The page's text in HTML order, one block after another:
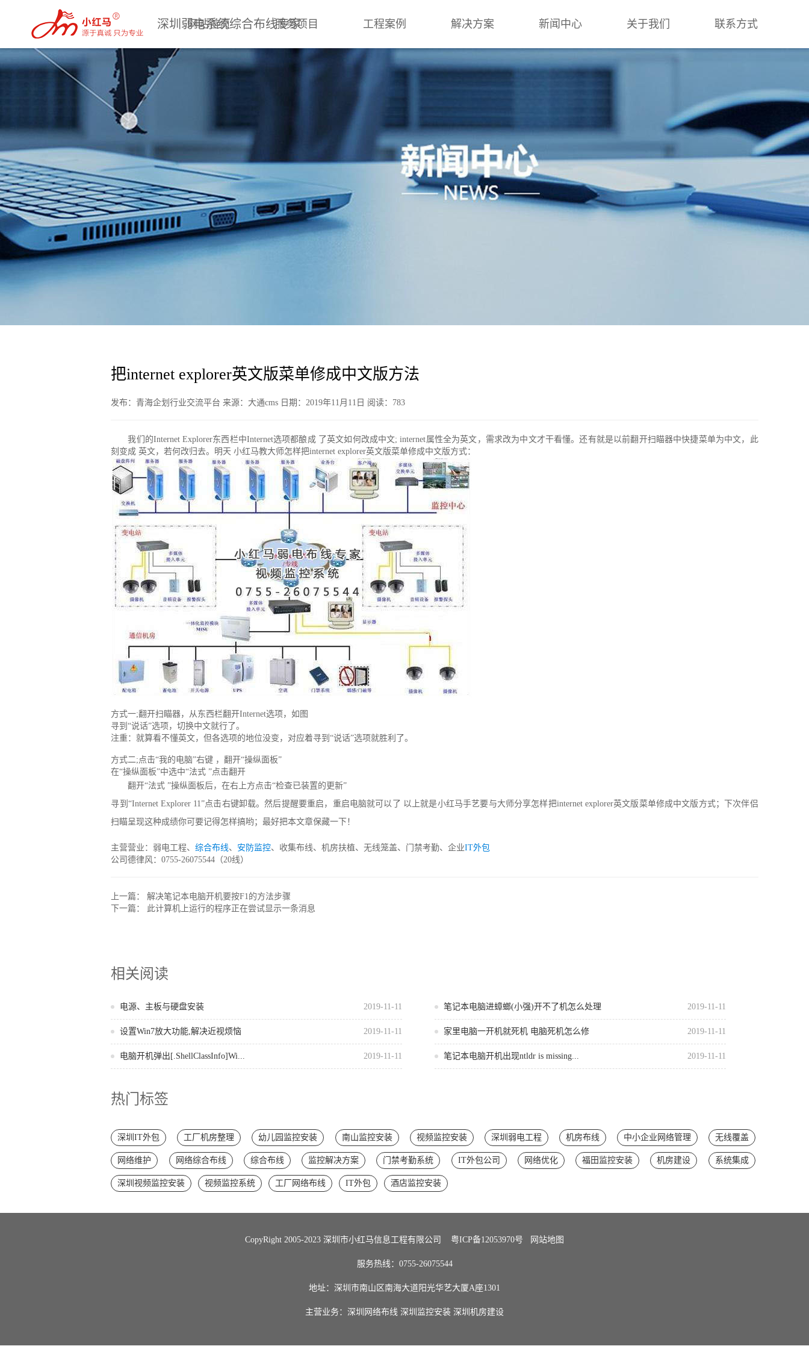
深圳弱电系统综合布线专家
网站首页 服务项目 工程案例 解决方案 新闻中心 关于我们 联系方式
把internet explorer英文版菜单修成中文版方法
发布：青海企划行业交流平台 来源：大通cms 日期：2019年11月11日 阅读： 783
我们的Internet Explorer东西栏中Internet选项都酿成 了英文如何改成中文; internet属性全为英文，需求改为中文才干看懂。还有就是以前翻开扫瞄器中快捷菜单为中文，此
刻变成 英文，若何改归去。明天 小红马教大师怎样把internet explorer英文版菜单修成中文版方式：
方式一;翻开扫瞄器，从东西栏翻开Internet选项，如图
寻到“说话”选项，切换中文就行了。
注重：就算看不懂英文，但各选项的地位没变，对应着寻到“说话”选项就胜利了。
方式二;点击“我的电脑”右键 ，翻开“操纵面板”
在“操纵面板”中选中“法式 ”点击翻开
翻开“法式 ”操纵面板后，在右上方点击“检查已装置的更新”
寻到“Internet Explorer 11”点击右键卸载。然后提醒要重启，重启电脑就可以了 以上就是小红马手艺要与大师分享怎样把internet explorer英文版菜单修成中文版方式；下次伴侣
扫瞄呈现这种成绩你可要记得怎样搞哟；最好把本文章保藏一下！
主营营业：弱电工程、综合布线、 安防监控、收集布线、机房扶植、无线笼盖、门禁考勤、企业IT外包
公司德律风：0755-26075544（20线）
上一篇：解决笔记本电脑开机要按F1的方法步骤
下一篇： 此计算机上运行的程序正在尝试显示一条消息
相关阅读
2019-11-11
电源、主板与硬盘安装 2019-11-11
笔记本电脑进蟑螂(小强)开不了机怎么处理
2019-11-11
设置Win7放大功能,解决近视烦恼 2019-11-11
家里电脑一开机就死机 电脑死机怎么修
2019-11-11
电脑开机弹出[.ShellClassInfo]Wi... 2019-11-11
笔记本电脑开机出现ntldr is missing...
热门标签
深圳IT外包 工厂机房整理 幼儿园监控安装 南山监控安装 视频监控安装 深圳弱电工程 机房布线 中小企业网络管理 无线覆盖
网络维护 网络综合布线 综合布线 监控解决方案 门禁考勤系统 IT外包公司 网络优化 福田监控安装 机房建设 系统集成
深圳视频监控安装 视频监控系统 工厂网络布线 IT外包 酒店监控安装
CopyRight 2005-2023 深圳市小红马信息工程有限公司 粤ICP备12053970号 网站地图
服务热线：0755-26075544
地址：深圳市南山区南海大道阳光华艺大厦A座1301
主营业务： 深圳网络布线 深圳监控安装 深圳机房建设